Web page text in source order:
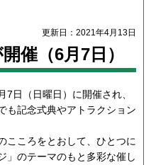
更新日：2021年4月13日
催（6月7日）
日（日曜日）に開催され、
も記念式典やアトラクション
こころをとおして、ひとつに
」のテーマのもと多彩な催し